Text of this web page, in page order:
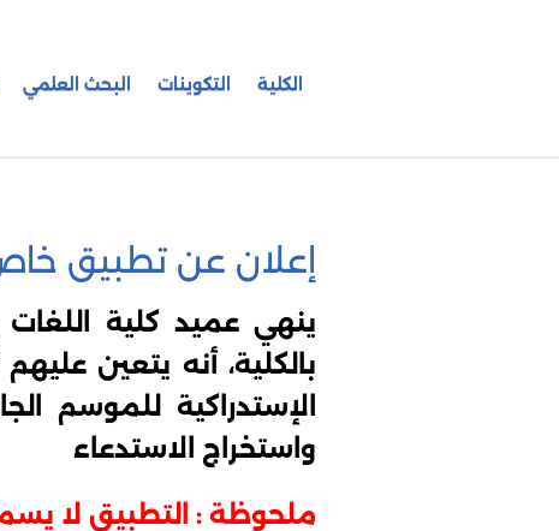
البحث العلمي التكوينات الكلية
إعلان عن تطبيق
ينهي عميد كلية
بالكلية، أنه يتعين
الإستدراكية للموسم الجامعي 2024 /
واستخراج الاستدعاء
ملحوظة : التطبيق لا يسمح